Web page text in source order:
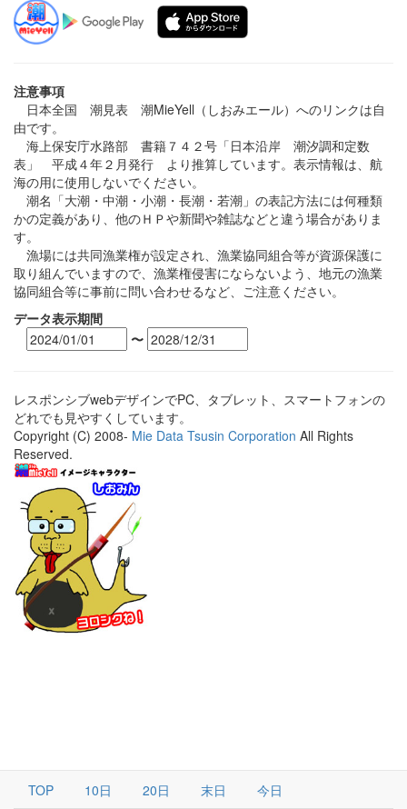
注意事項
日本全国 潮見表 潮MieYell（しおみエール）へのリンクは自
由です。
海上保安庁水路部 書籍７４２号「日本沿岸 潮汐調和定数
表」 平成４年２月発行 より推算しています。表示情報は、航
海の用に使用しないでください。
潮名「大潮・中潮・小潮・長潮・若潮」の表記方法には何種類
かの定義があり、他のＨＰや新聞や雑誌などと違う場合がありま
す。
漁場には共同漁業権が設定され、漁業協同組合等が資源保護に
取り組んでいますので、漁業権侵害にならないよう、地元の漁業
協同組合等に事前に問い合わせるなど、ご注意ください。
データ表示期間
〜
レスポンシブwebデザインでPC、タブレット、スマートフォンの
どれでも見やすくしています。
Copyright (C) 2008- Mie Data Tsusin Corporation All Rights
Reserved.
TOP 10日 20日 末日 今日